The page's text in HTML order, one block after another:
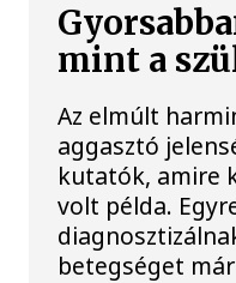
mint a
Az elmúlt
aggasztó
kutatók, amire
volt példa.
betegséget